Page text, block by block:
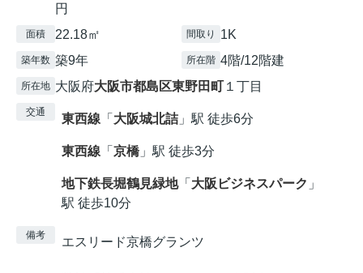
円
面積 22.18㎡ 間取り 1K
築年数 築9年 所在階 4階/12階建
所在地 大阪府大阪市都島区東野田町 １丁目
交通 東西線 「 大阪城北詰 」駅 徒歩6分
東西線 「 京橋」駅 徒歩3分
地下鉄長堀鶴見緑地「 大阪ビジネスパーク 」
駅 徒歩10分
備考 エスリード京橋グランツ